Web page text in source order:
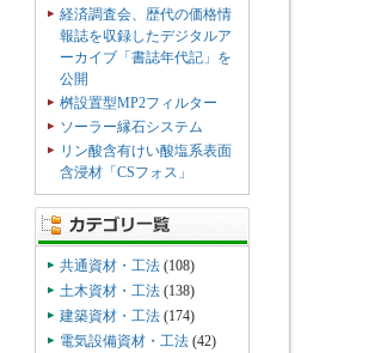
経済調査会、歴代の価格情
報誌を収録したデジタルア
ーカイブ「書誌年代記」を
公開
桝設置型MP2フィルター
ソーラー縁石システム
リン酸含有けい酸塩系表面
含浸材「CSフォス」
共通資材・工法 (108)
土木資材・工法 (138)
建築資材・工法 (174)
電気設備資材・工法 (42)